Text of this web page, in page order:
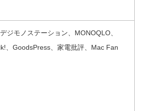
ジモノステーション、MONOQLO、
、GoodsPress、家電批評、Mac Fan